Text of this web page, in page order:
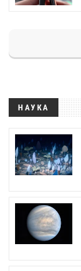
НАУКА